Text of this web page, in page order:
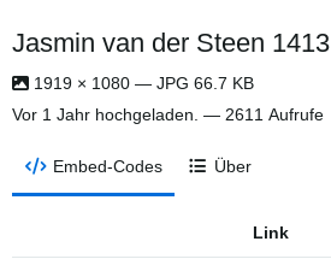
Jasmin van der Steen 1413
1919 × 1080 — JPG 66.7 KB
Vor 1 Jahr hochgeladen. — 2611 Aufrufe
Embed-Codes Über
Link